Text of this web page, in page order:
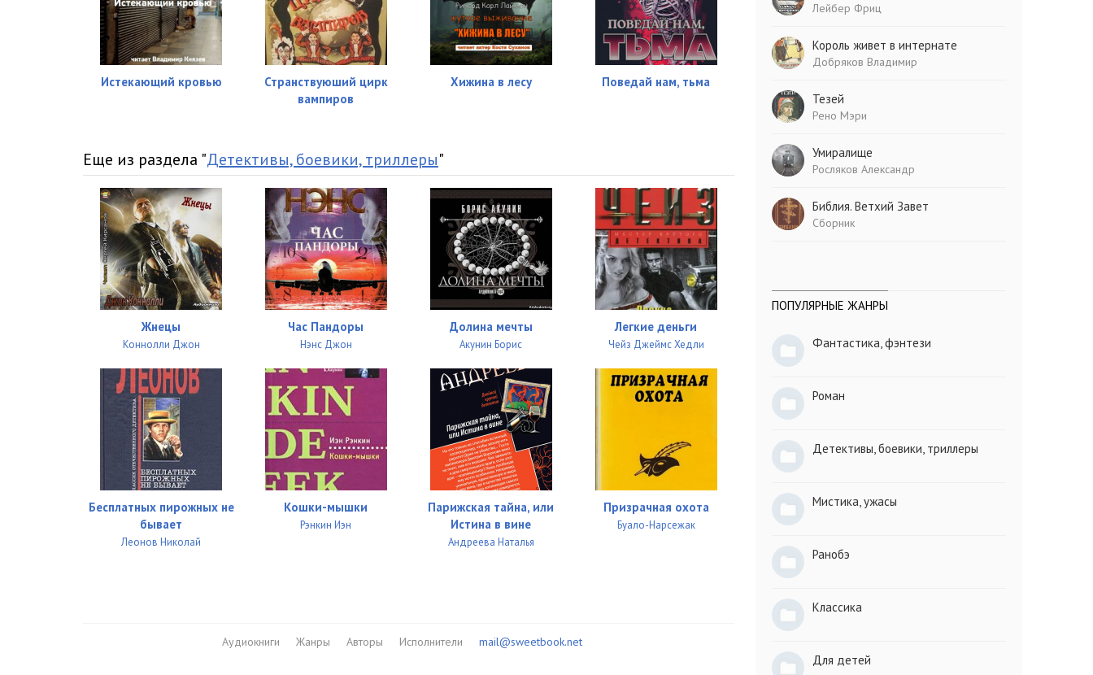
Истекающий кровью
Странствуюший цирк
вампиров
Хижина в лесу Поведай нам, тьма
Еще из раздела "Детективы, боевики, триллеры"
Жнецы
Коннолли Джон
Час Пандоры
Нэнс Джон
Долина мечты
Акунин Борис
Легкие деньги
Чейз Джеймс Хедли
Бесплатных пирожных не
бывает
Леонов Николай
Кошки-мышки
Рэнкин Иэн
Парижская тайна, или
Истина в вине
Андреева Наталья
Призрачная охота
Буало-Нарсежак
Аудиокниги Жанры Авторы Исполнители mail@sweetbook.net
Лейбер Фриц
Король живет в интернате
Добряков Владимир
Тезей
Рено Мэри
Умиралище
Росляков Александр
Библия. Ветхий Завет
Сборник
ПОПУЛЯРНЫЕ ЖАНРЫ
Фантастика, фэнтези
Роман
Детективы, боевики, триллеры
Мистика, ужасы
Ранобэ
Классика
Для детей